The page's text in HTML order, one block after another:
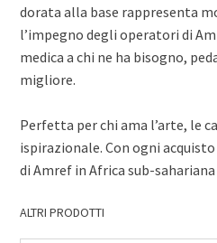
dorata alla base rappresenta
l’impegno degli operatori di
medica a chi ne ha bisogno,
migliore.
Perfetta per chi ama l’arte, le
ispirazionale. Con ogni
diAmref in Africa sub-sahariana
ALTRI PRODOTTI